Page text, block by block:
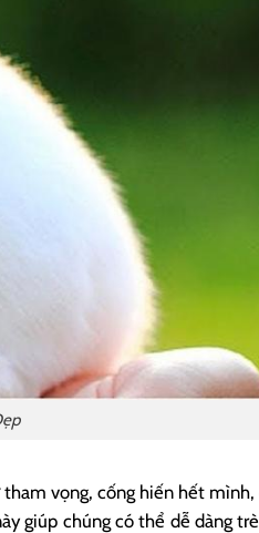
vọng, cống hiến hết mình,
giúp chúng có thể dễ dàng